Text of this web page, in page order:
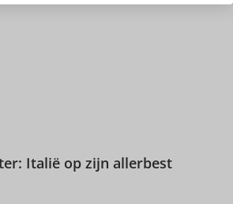
Italië op zijn allerbest